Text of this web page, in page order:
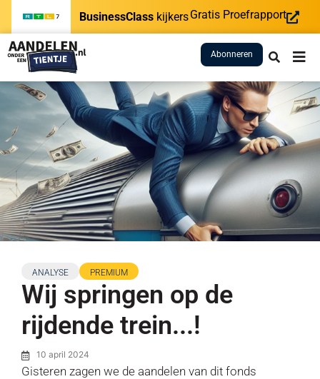
BusinessClass kijkersGratis Proefrapport
Abonneren
ANALYSE PREMIUM
Wij springen op de
rijdende trein...!
10 april 2024
Gisteren zagen we de aandelen van dit fonds